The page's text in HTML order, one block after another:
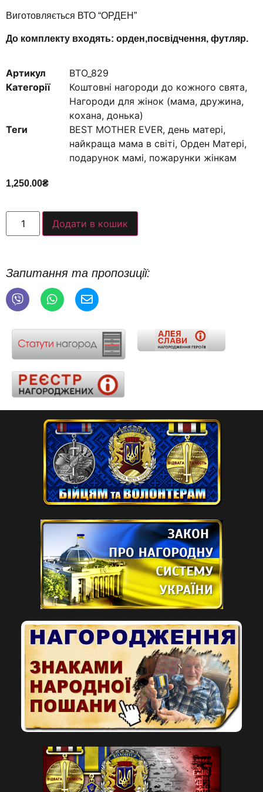
Виготовляється ВТО “ОРДЕН”
До комплекту входять: орден,посвідчення, футляр.
Артикул
ВТО_829
Категорії
Коштовні нагороди до кожного свята,
Нагороди для жінок (мама, дружина,
кохана, донька)
Теги
BEST MOTHER EVER, день матері,
найкраща мама в світі, Орден Матері,
подарунок мамі, пожарунки жінкам
1,250.00₴
Додати в кошик
Запитання та пропозиції: